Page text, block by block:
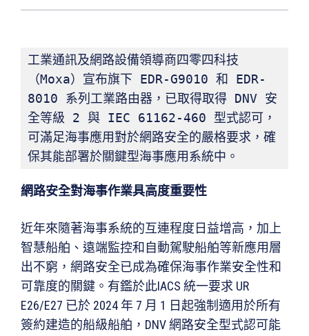
工業通訊及網路設備領導商四零四科技
（Moxa）宣布旗下 EDR-G9010 和 EDR-
8010 系列工業路由器，已取得取得 DNV 安
全等級 2 與 IEC 61162-460 型式認可，
可滿足海事應用對於網路安全的嚴格要求，確
保其能部署於關鍵型海事應用系統中。
網路安全對海事作業具高度重要性
近年來隨著海事系統的互連程度日益增高，加上
智慧船舶、遠端監控和自動駕駛船舶等新應用層
出不窮，網路安全已成為確保海事作業安全性和
可靠度的關鍵。有鑑於此IACS 統一要求 UR
E26/E27 已於 2024 年 7 月 1 日起強制適用於所有
簽約建造的船級船舶，DNV 網路安全型式認可能